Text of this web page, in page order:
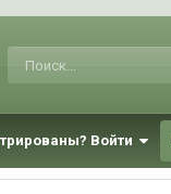
Войти